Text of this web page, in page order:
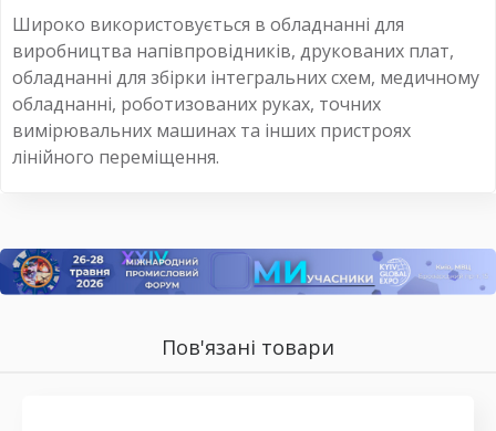
Широко використовується в обладнанні для
виробництва напівпровідників, друкованих плат,
обладнанні для збірки інтегральних схем, медичному
обладнанні, роботизованих руках, точних
вимірювальних машинах та інших пристроях
лінійного переміщення.
Пов'язані товари